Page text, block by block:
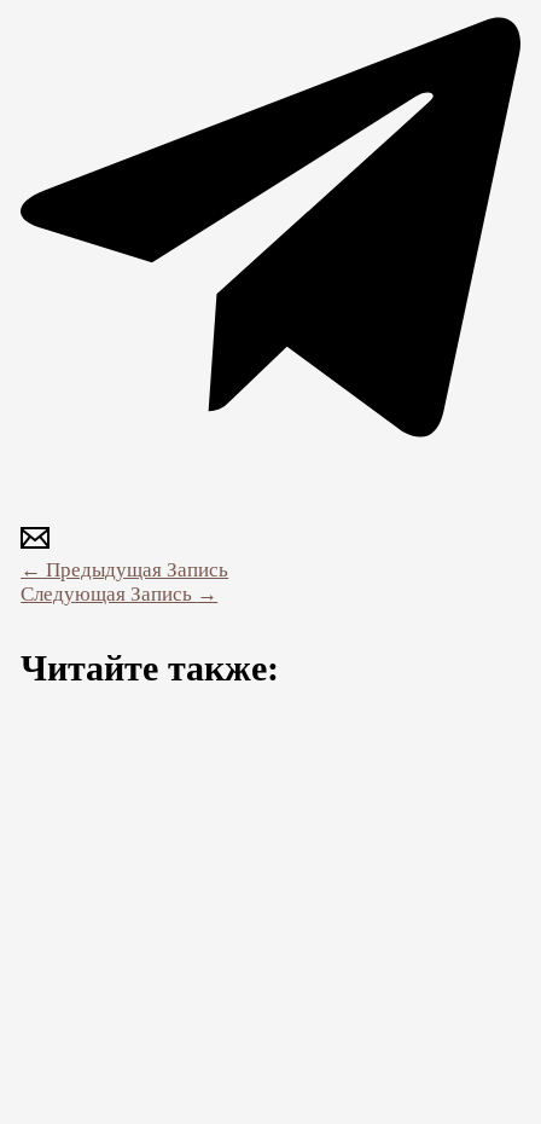
← Предыдущая Запись
Следующая Запись →
Читайте также: